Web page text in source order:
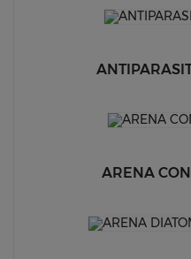
ARENA